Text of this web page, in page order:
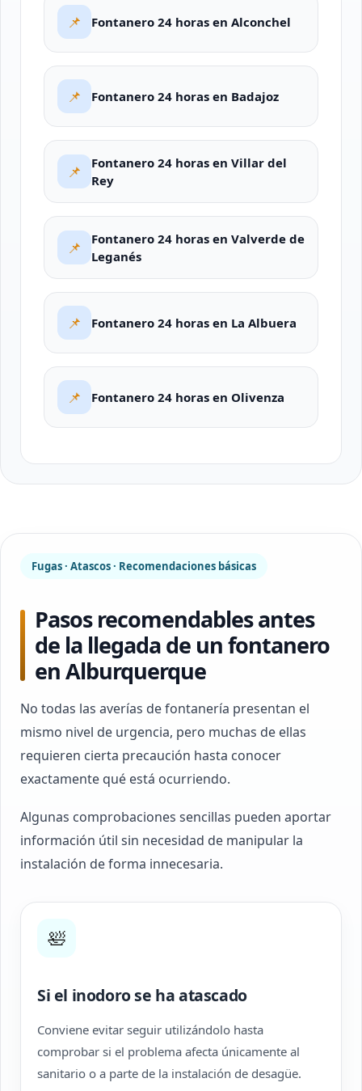
📌 Fontanero 24 horas en Alconchel
📌 Fontanero 24 horas en Badajoz
📌
Fontanero 24 horas en Villar del
Rey
📌
Fontanero 24 horas en Valverde de
Leganés
📌 Fontanero 24 horas en La Albuera
📌 Fontanero 24 horas en Olivenza
Fugas · Atascos · Recomendaciones básicas
Pasos recomendables antes
de la llegada de un fontanero
en Alburquerque
No todas las averías de fontanería presentan el
mismo nivel de urgencia, pero muchas de ellas
requieren cierta precaución hasta conocer
exactamente qué está ocurriendo.
Algunas comprobaciones sencillas pueden aportar
información útil sin necesidad de manipular la
instalación de forma innecesaria.
🛀
Si el inodoro se ha atascado
Conviene evitar seguir utilizándolo hasta
comprobar si el problema afecta únicamente al
sanitario o a parte de la instalación de desagüe.